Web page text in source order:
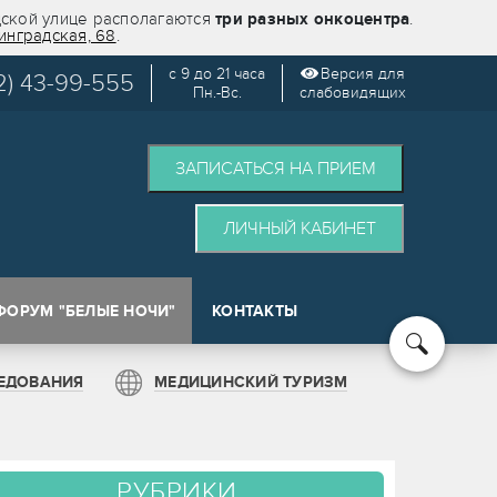
улице располагаются три разных онкоцентра.
68.
43-99-555
с 9 до 21 часа
Пн.-Вс.
Версия для
слабовидящих
ЗАПИСАТЬСЯ НА ПРИЕМ
ЛИЧНЫЙ КАБИНЕТ
"БЕЛЫЕ НОЧИ" КОНТАКТЫ
МЕДИЦИНСКИЙ ТУРИЗМ